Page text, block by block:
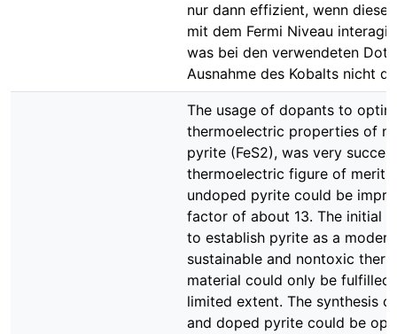
nur dann effizient, wenn dieser
mit dem Fermi Niveau
was bei den verwendeten
Ausnahme des Kobalts nicht
The usage of dopants to
thermoelectric properties of
pyrite (FeS2), was very
thermoelectric figure of merit
undoped pyrite could be
factor of about 13. The initial
to establish pyrite as a
sustainable and nontoxic
material could only be fulfilled
limited extent. The synthesis
and doped pyrite could be